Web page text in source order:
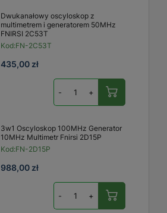
Dwukanałowy oscyloskop z
multimetrem i generatorem 50MHz
FNIRSI 2C53T
Kod:FN-2C53T
435,00 zł
- +
3w1 Oscyloskop 100MHz Generator
10MHz Multimetr Fnirsi 2D15P
Kod:FN-2D15P
988,00 zł
- +